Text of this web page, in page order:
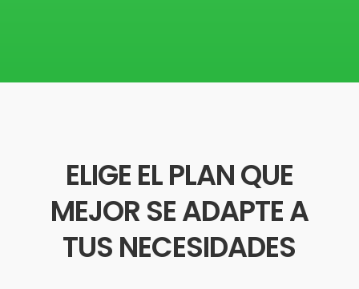
ELIGE EL PLAN QUE
MEJOR SE ADAPTE A
TUS NECESIDADES